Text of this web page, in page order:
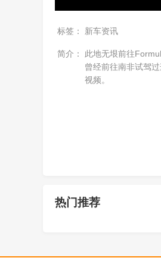
标签： 新车资讯
简介：
此地无垠前往
曾经前往南非试驾
视频。
热门推荐